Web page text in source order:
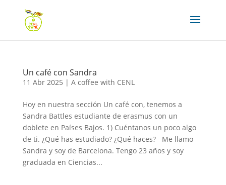
Un café con Sandra
11 Abr 2025 | A coffee with CENL
Hoy en nuestra sección Un café con, tenemos a
Sandra Battles estudiante de erasmus con un
doblete en Países Bajos. 1) Cuéntanos un poco algo
de ti. ¿Qué has estudiado? ¿Qué haces? Me llamo
Sandra y soy de Barcelona. Tengo 23 años y soy
graduada en Ciencias...